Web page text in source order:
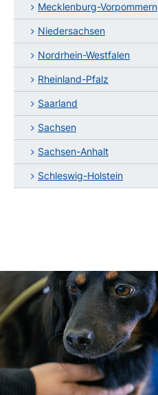
Mecklenburg-Vorpommern
Niedersachsen
Nordrhein-Westfalen
Rheinland-Pfalz
Saarland
Sachsen
Sachsen-Anhalt
Schleswig-Holstein